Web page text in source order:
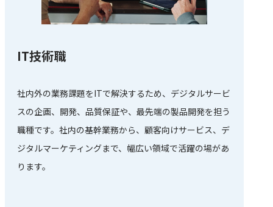
IT技術職
社内外の業務課題をITで解決するため、デジタルサービ
スの企画、開発、品質保証や、最先端の製品開発を担う
職種です。社内の基幹業務から、顧客向けサービス、デ
ジタルマーケティングまで、幅広い領域で活躍の場があ
ります。